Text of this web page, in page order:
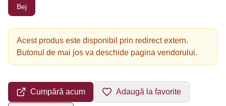
Bej
Acest produs este disponibil prin redirect extern.
Butonul de mai jos va deschide pagina vendorului.
Cumpără acum Adaugă la favorite